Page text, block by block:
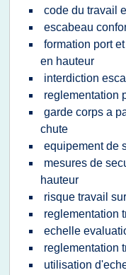
code du travail
escabeau
formation port
en hauteur
interdiction
reglementation
garde corps a
chute
equipement de
mesures de
hauteur
risque travail
reglementation
echelle
reglementation
utilisation